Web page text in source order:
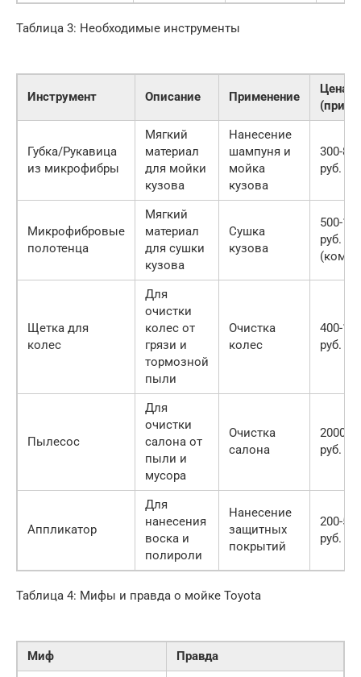
Таблица 3: Необходимые инструменты
Инструмент Описание Применение
Цена
Губка/Рукавица
из микрофибры
Мягкий
материал
для мойки
кузова
Нанесение
шампуня и
мойка
кузова
300-800
руб.
Микрофибровые
полотенца
Мягкий
материал
для сушки
кузова
Сушка
кузова
500-
руб.
Щетка для
колес
Для
очистки
колес от
грязи и
тормозной
пыли
Очистка
колес
400-
руб.
Пылесос
Для
очистки
салона от
пыли и
мусора
Очистка
салона
2000-
руб.
Аппликатор
Для
нанесения
воска и
полироли
Нанесение
защитных
покрытий
200-500
руб.
Таблица 4: Мифы и правда о мойке Toyota
Миф
Правда